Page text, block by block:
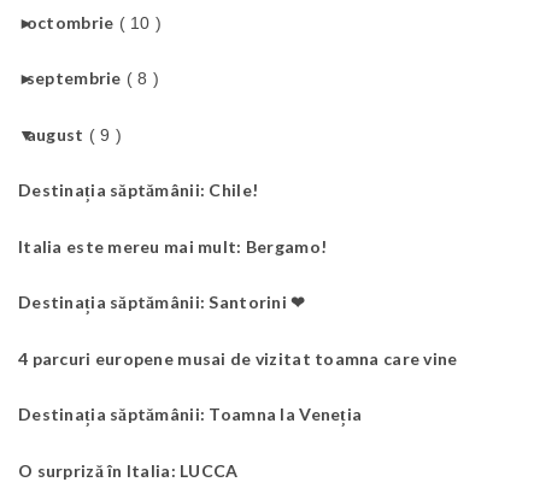
►
octombrie ( 10 )
►
septembrie ( 8 )
▼
august ( 9 )
Destinația săptămânii: Chile!
Italia este mereu mai mult: Bergamo!
Destinația săptămânii: Santorini ❤
4 parcuri europene musai de vizitat toamna care vine
Destinația săptămânii: Toamna la Veneția
O surpriză în Italia: LUCCA